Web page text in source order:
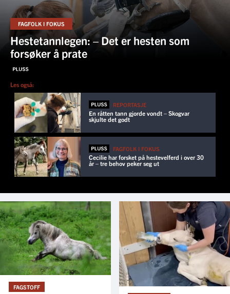
FAGFOLK I FOKUS
Hestetannlegen: – Det er hesten som
forsøker å prate
Les også:
REPORTASJE
En råtten tann gjorde vondt – Skogvar
skjulte det godt
FAGFOLK I FOKUS
Cecilie har forsket på hestevelferd i over 30
år – tre behov peker seg ut
FAGSTOFF